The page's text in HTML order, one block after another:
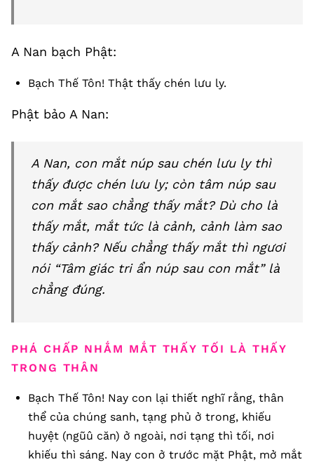
A Nan bạch Phật:
Bạch Thế Tôn! Thật thấy chén lưu ly.
Phật bảo A Nan:
A Nan, con mắt núp sau chén lưu ly thì
thấy được chén lưu ly; còn tâm núp sau
con mắt sao chẳng thấy mắt? Dù cho là
thấy mắt, mắt tức là cảnh, cảnh làm sao
thấy cảnh? Nếu chẳng thấy mắt thì ngươi
nói “Tâm giác tri ẩn núp sau con mắt” là
chẳng đúng.
PHÁ CHẤP NHẮM MẮT THẤY TỐI LÀ THẤY
TRONG THÂN
Bạch Thế Tôn! Nay con lại thiết nghĩ rằng, thân
thể của chúng sanh, tạng phủ ở trong, khiếu
huyệt (ngũû căn) ở ngoài, nơi tạng thì tối, nơi
khiếu thì sáng. Nay con ở trước mặt Phật, mở mắt